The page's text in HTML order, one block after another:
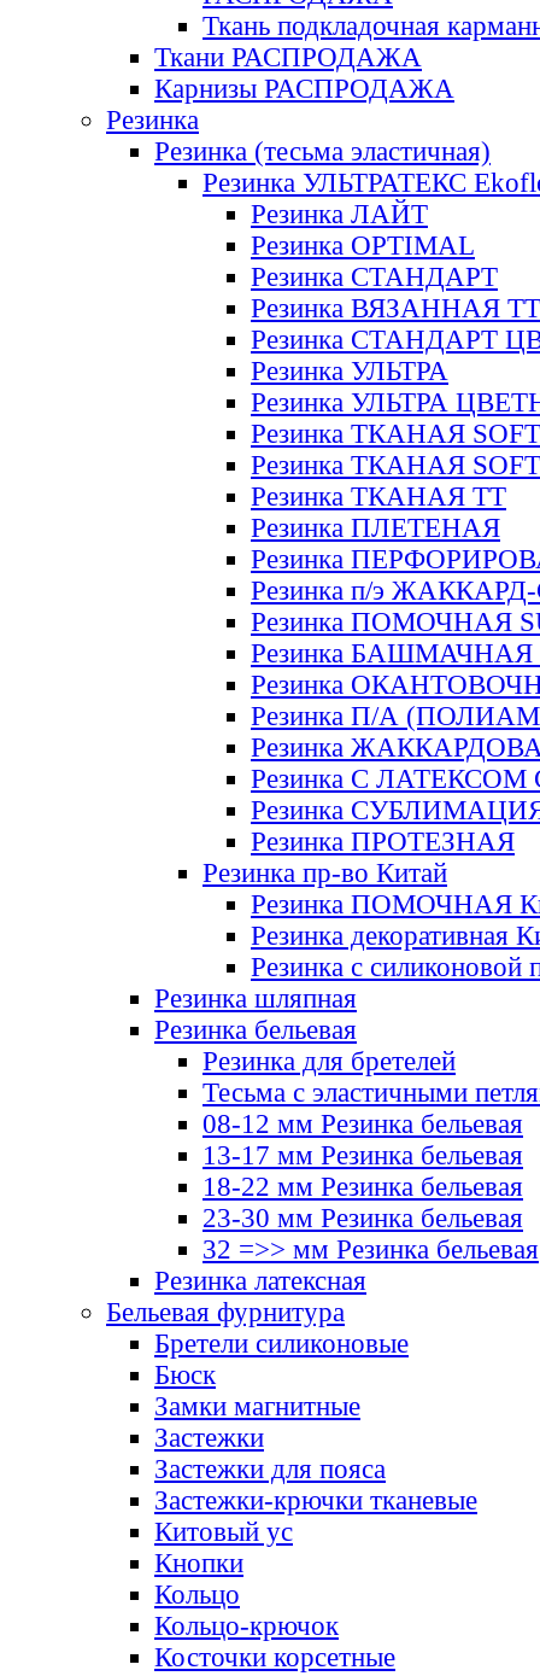
Ткань подкладочная
Ткани РАСПРОДАЖА
Карнизы РАСПРОДАЖА
Резинка
Резинка (тесьма эластичная)
Резинка УЛЬТРАТЕКС
Резинка ЛАЙТ
Резинка OPTIMAL
Резинка СТАНДАРТ
Резинка ВЯЗАННАЯ ТТ
Резинка СТАНДАРТ
Резинка УЛЬТРА
Резинка УЛЬТРА
Резинка ТКАНАЯ SOFT
Резинка ТКАНАЯ
Резинка ТКАНАЯ ТТ
Резинка ПЛЕТЕНАЯ
Резинка
Резинка п/э
Резинка ПОМОЧНАЯ
Резинка БАШМАЧНАЯ
Резинка
Резинка П/А
Резинка
Резинка С ЛАТЕКСОМ
Резинка
Резинка ПРОТЕЗНАЯ
Резинка пр-во Китай
Резинка ПОМОЧНАЯ
Резинка декоративная
Резинка с силиконовой
Резинка шляпная
Резинка бельевая
Резинка для бретелей
Тесьма с эластичными
08-12 мм Резинка бельевая
13-17 мм Резинка бельевая
18-22 мм Резинка бельевая
23-30 мм Резинка бельевая
32 =>> мм Резинка бельевая
Резинка латексная
Бельевая фурнитура
Бретели силиконовые
Бюск
Замки магнитные
Застежки
Застежки для пояса
Застежки-крючки тканевые
Китовый ус
Кнопки
Кольцо
Кольцо-крючок
Косточки корсетные